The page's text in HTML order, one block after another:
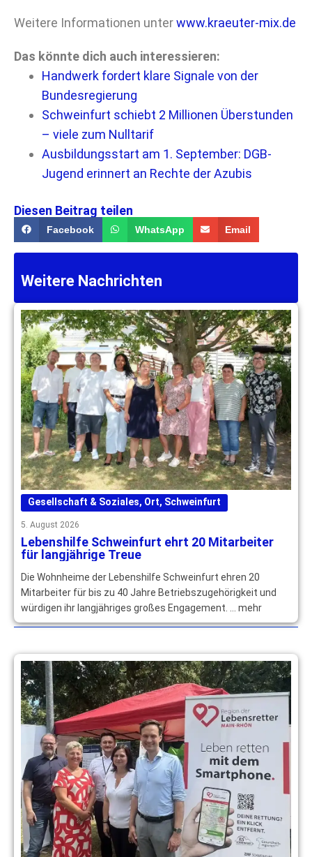
Weitere Informationen unterwww.kraeuter-mix.de
Das könnte dich auch interessieren:
Handwerk fordert klare Signale von der
Bundesregierung
Schweinfurt schiebt 2 Millionen Überstunden
– viele zum Nulltarif
Ausbildungsstart am 1. September: DGB-
Jugend erinnert an Rechte der Azubis
Diesen Beitrag teilen
Facebook WhatsApp Email
Weitere Nachrichten
Gesellschaft & Soziales, Ort, Schweinfurt
5. August 2026
Lebenshilfe Schweinfurt ehrt 20 Mitarbeiter
für langjährige Treue
Die Wohnheime der Lebenshilfe Schweinfurt ehren 20
Mitarbeiter für bis zu 40 Jahre Betriebszugehörigkeit und
würdigen ihr langjähriges großes Engagement. … mehr